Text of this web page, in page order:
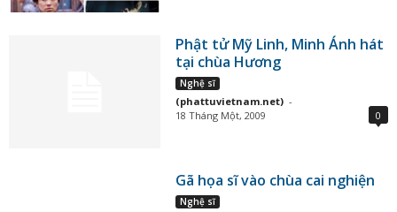
Phật tử Mỹ Linh, Minh Ánh hát
tại chùa Hương
Nghệ sĩ
(phattuvietnam.net) -
18 Tháng Một, 2009
0
Gã họa sĩ vào chùa cai nghiện
Nghệ sĩ